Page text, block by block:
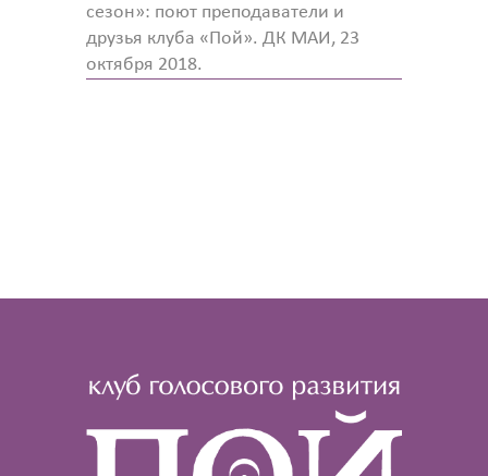
сезон»: поют преподаватели и
друзья клуба «Пой». ДК МАИ, 23
октября 2018.